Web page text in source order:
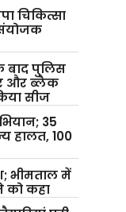
चिकित्सा
बाद पुलिस
और ब्लैक
सीज
35
हालत, 100
भीमताल में
को कहा